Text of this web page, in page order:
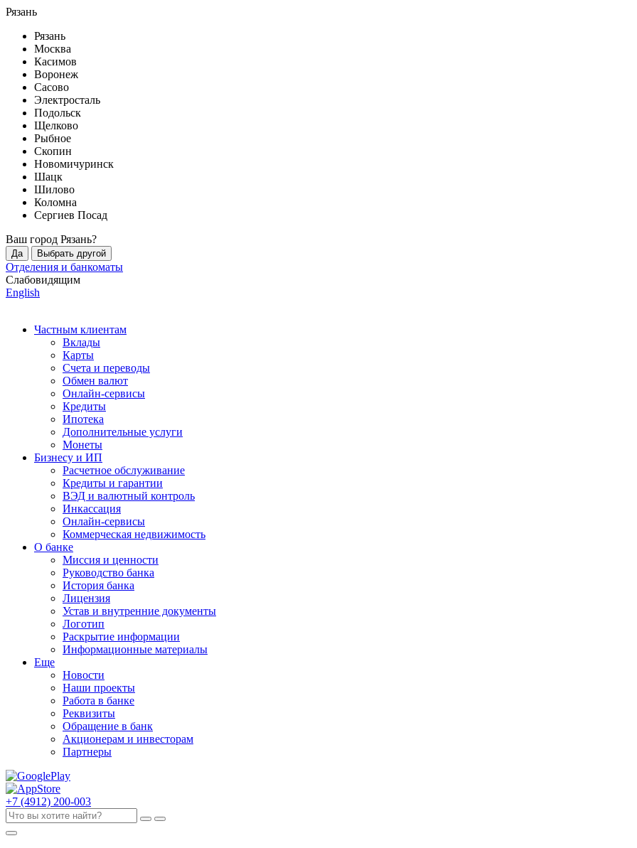
Рязань
Рязань
Москва
Касимов
Воронеж
Сасово
Электросталь
Подольск
Щелково
Рыбное
Скопин
Новомичуринск
Шацк
Шилово
Коломна
Сергиев Посад
Ваш город Рязань?
Да Выбрать другой
Отделения и банкоматы
Слабовидящим
English
Частным клиентам
Вклады
Карты
Счета и переводы
Обмен валют
Онлайн-сервисы
Кредиты
Ипотека
Дополнительные услуги
Монеты
Бизнесу и ИП
Расчетное обслуживание
Кредиты и гарантии
ВЭД и валютный контроль
Инкассация
Онлайн-сервисы
Коммерческая недвижимость
О банке
Миссия и ценности
Руководство банка
История банка
Лицензия
Устав и внутренние документы
Логотип
Раскрытие информации
Информационные материалы
Еще
Новости
Наши проекты
Работа в банке
Реквизиты
Обращение в банк
Акционерам и инвесторам
Партнеры
+7 (4912) 200-003